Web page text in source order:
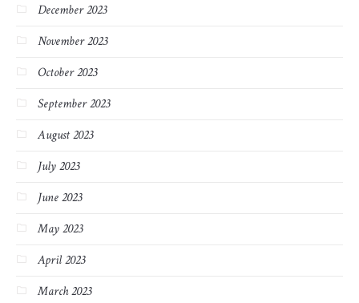
December 2023
November 2023
October 2023
September 2023
August 2023
July 2023
June 2023
May 2023
April 2023
March 2023